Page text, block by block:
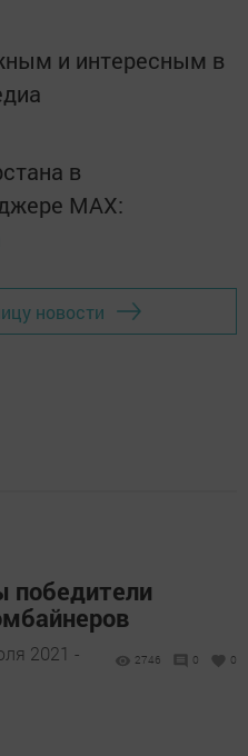
и интересным в
в
MАХ:
новости
победители
2021 -
2746 0 0